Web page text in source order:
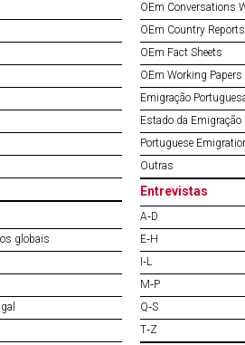
globais
OEm Conversations
OEm Country Reports
OEm Fact Sheets
OEm Working Papers
Emigração
Estado da Emigração
Portuguese
Outras
Entrevistas
A‐D
E‐H
I‐L
M‐P
Q‐S
T‐Z